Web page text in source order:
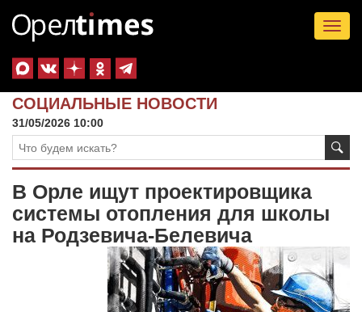
СОЦИАЛЬНЫЕ НОВОСТИ
31/05/2026 10:00
В Орле ищут проектировщика
системы отопления для школы
на Родзевича-Белевича